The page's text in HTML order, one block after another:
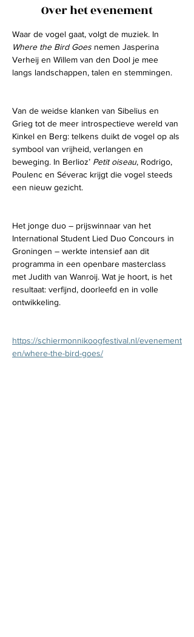
Over het evenement
Waar de vogel gaat, volgt de muziek. In
Where the Bird Goes nemen Jasperina
Verheij en Willem van den Dool je mee
langs landschappen, talen en stemmingen.
Van de weidse klanken van Sibelius en
Grieg tot de meer introspectieve wereld van
Kinkel en Berg: telkens duikt de vogel op als
symbool van vrijheid, verlangen en
beweging. In Berlioz’ Petit oiseau, Rodrigo,
Poulenc en Séverac krijgt die vogel steeds
een nieuw gezicht.
Het jonge duo – prijswinnaar van het
International Student Lied Duo Concours in
Groningen – werkte intensief aan dit
programma in een openbare masterclass
met Judith van Wanroij. Wat je hoort, is het
resultaat: verfijnd, doorleefd en in volle
ontwikkeling.
https://schiermonnikoogfestival.nl/evenement
en/where-the-bird-goes/